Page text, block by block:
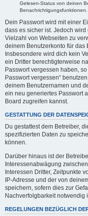
Gelesen-Status von deinen
Benachrichtigungsfunktionen.
Dein Passwort wird mit einer
dass es sicher ist. Jedoch
Vielzahl von Webseiten zu
deinem Benutzerkonto für das
Insbesondere wird dich kein
ein Dritter berechtigterweise
Passwort vergessen haben,
Passwort vergessen“
deinem Benutzernamen und
ein neu generiertes Passwort
Board zugreifen kannst.
GESTATTUNG DER
Du gestattest dem Betreiber,
spezifizierten Daten zu
können.
Darüber hinaus ist der
Interessenabwägung
Interessen Dritter, Zeitpunkte
IP-Adresse und der von
speichern, sofern dies zur
Nachverfolgbarkeit notwendig
REGELUNGEN BEZÜGLICH